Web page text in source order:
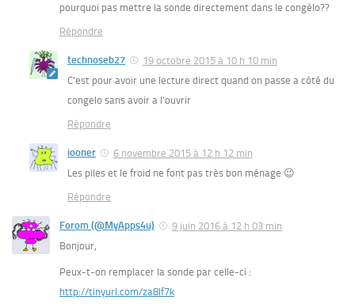
pourquoi pas mettre la sonde directement dans le congélo??
Répondre
technoseb27
19 octobre 2015 à 10 h 10 min
C’est pour avoir une lecture direct quand on passe a côté du
congelo sans avoir a l’ouvrir
Répondre
iooner
6 novembre 2015 à 12 h 12 min
Les piles et le froid ne font pas très bon ménage 😉
Répondre
Forom (@MyApps4u)
9 juin 2016 à 12 h 03 min
Bonjour,
Peux-t-on remplacer la sonde par celle-ci :
http://tinyurl.com/za8lf7k